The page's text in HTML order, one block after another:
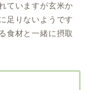
ていますが玄米か
足りないようです
食材と一緒に摂取